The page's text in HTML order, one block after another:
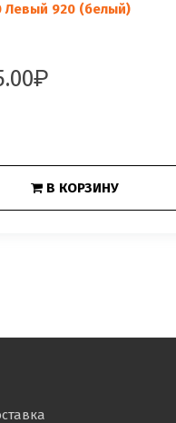
920 (белый)
В КОРЗИНУ